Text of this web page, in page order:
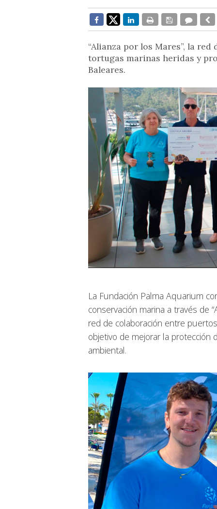
“Alianza por los Mares”, la
tortugas marinas heridas y
Baleares.
La Fundación Palma Aquarium
conservación marina a través de
red de colaboración entre
objetivo de mejorar la protección
ambiental.